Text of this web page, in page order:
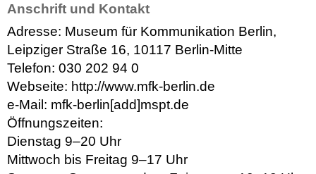
Anschrift und Kontakt
Adresse: Museum für Kommunikation Berlin,
Leipziger Straße 16, 10117 Berlin-Mitte
Telefon: 030 202 94 0
Webseite: http://www.mfk-berlin.de
e-Mail: mfk-berlin[add]mspt.de
Öffnungszeiten:
Dienstag 9–20 Uhr
Mittwoch bis Freitag 9–17 Uhr